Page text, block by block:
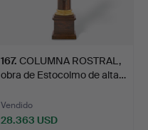
167. COLUMNA ROSTRAL,
obra de Estocolmo de alta…
Vendido
28.363 USD